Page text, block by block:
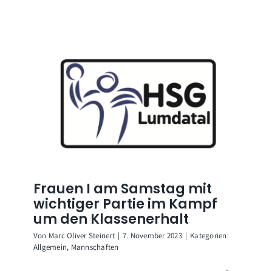
Frauen I am Samstag mit
wichtiger Partie im Kampf
um den Klassenerhalt
Von Marc Oliver Steinert | 7. November 2023 | Kategorien:
Allgemein, Mannschaften